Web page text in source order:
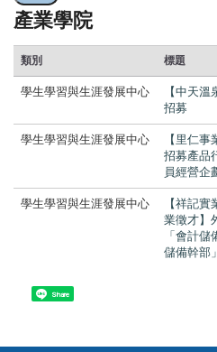
產業學院
類別 標題
學生學習與生涯發展中心
【中天
招募
學生學習與生涯發展中心
【里仁事
招募產品
員經營企
學生學習與生涯發展中心
【祥記
業徵才】
「會計
儲備幹部」
Share